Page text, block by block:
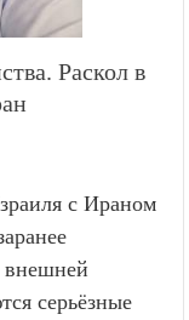
Раскол в
с Ираном
внешней
серьёзные